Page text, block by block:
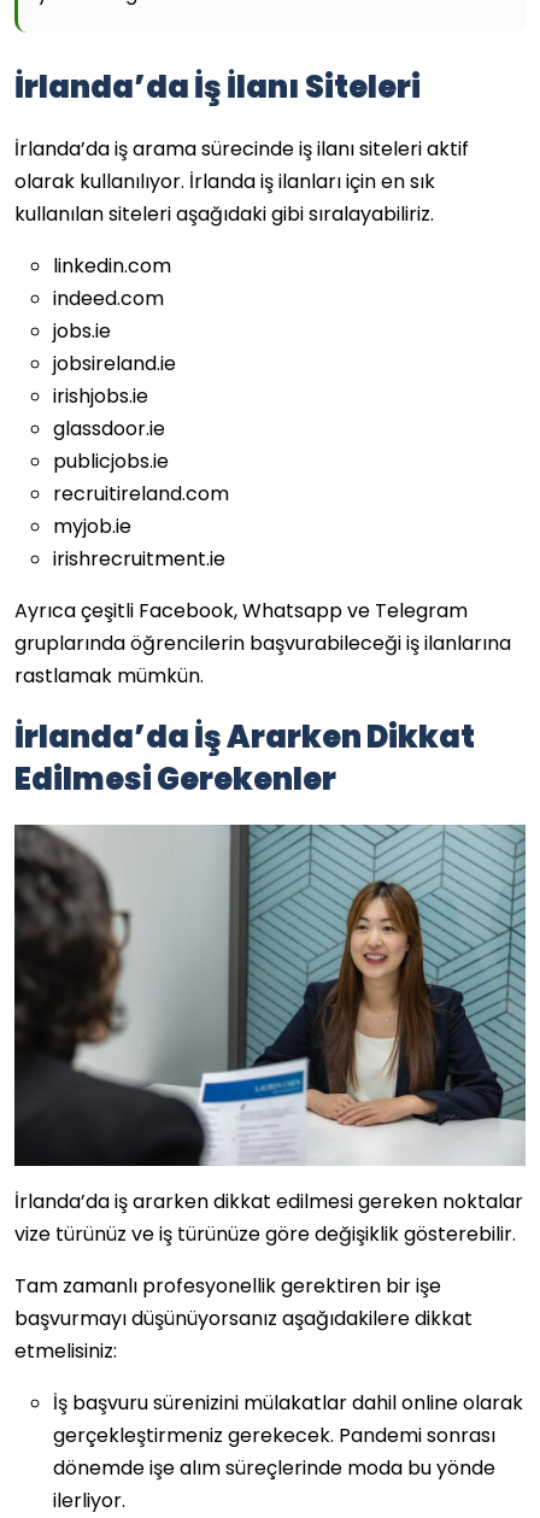
İrlanda’da İş İlanı Siteleri
İrlanda’da iş arama sürecinde iş ilanı siteleri aktif
olarak kullanılıyor. İrlanda iş ilanları için en sık
kullanılan siteleri aşağıdaki gibi sıralayabiliriz.
linkedin.com
indeed.com
jobs.ie
jobsireland.ie
irishjobs.ie
glassdoor.ie
publicjobs.ie
recruitireland.com
myjob.ie
irishrecruitment.ie
Ayrıca çeşitli Facebook, Whatsapp ve Telegram
gruplarında öğrencilerin başvurabileceği iş ilanlarına
rastlamak mümkün.
İrlanda’da İş Ararken Dikkat
Edilmesi Gerekenler
İrlanda’da iş ararken dikkat edilmesi gereken noktalar
vize türünüz ve iş türünüze göre değişiklik gösterebilir.
Tam zamanlı profesyonellik gerektiren bir işe
başvurmayı düşünüyorsanız aşağıdakilere dikkat
etmelisiniz:
İş başvuru sürenizini mülakatlar dahil online olarak
gerçekleştirmeniz gerekecek. Pandemi sonrası
dönemde işe alım süreçlerinde moda bu yönde
ilerliyor.